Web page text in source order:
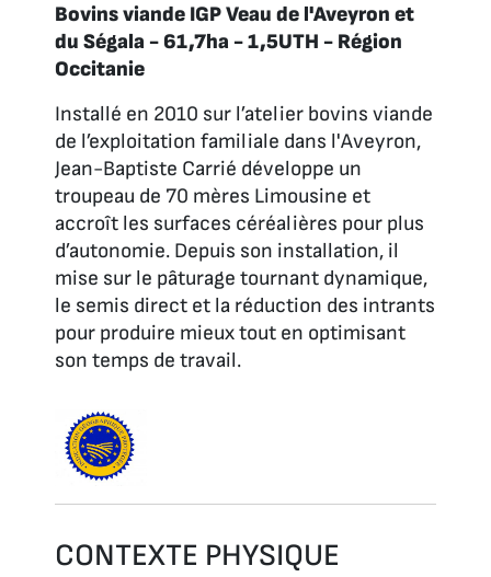
Bovins viande IGP Veau de l'Aveyron et
du Ségala - 61,7ha - 1,5UTH - Région
Occitanie
Installé en 2010 sur l’atelier bovins viande
de l’exploitation familiale dans l'Aveyron,
Jean-Baptiste Carrié développe un
troupeau de 70 mères Limousine et
accroît les surfaces céréalières pour plus
d’autonomie. Depuis son installation, il
mise sur le pâturage tournant dynamique,
le semis direct et la réduction des intrants
pour produire mieux tout en optimisant
son temps de travail.
CONTEXTE PHYSIQUE